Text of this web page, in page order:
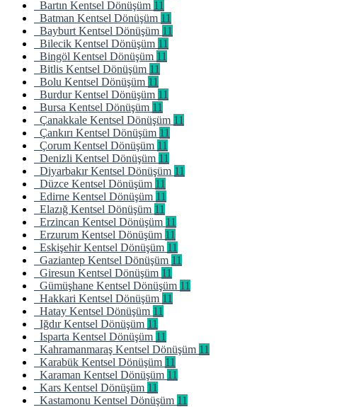
Bartın Kentsel Dönüşüm 11
Batman Kentsel Dönüşüm 11
Bayburt Kentsel Dönüşüm 11
Bilecik Kentsel Dönüşüm 11
Bingöl Kentsel Dönüşüm 11
Bitlis Kentsel Dönüşüm 11
Bolu Kentsel Dönüşüm 11
Burdur Kentsel Dönüşüm 11
Bursa Kentsel Dönüşüm 11
Çanakkale Kentsel Dönüşüm 11
Çankırı Kentsel Dönüşüm 11
Çorum Kentsel Dönüşüm 11
Denizli Kentsel Dönüşüm 11
Diyarbakır Kentsel Dönüşüm 11
Düzce Kentsel Dönüşüm 11
Edirne Kentsel Dönüşüm 11
Elazığ Kentsel Dönüşüm 11
Erzincan Kentsel Dönüşüm 11
Erzurum Kentsel Dönüşüm 11
Eskişehir Kentsel Dönüşüm 11
Gaziantep Kentsel Dönüşüm 11
Giresun Kentsel Dönüşüm 11
Gümüşhane Kentsel Dönüşüm 11
Hakkari Kentsel Dönüşüm 11
Hatay Kentsel Dönüşüm 11
Iğdır Kentsel Dönüşüm 11
Isparta Kentsel Dönüşüm 11
Kahramanmaraş Kentsel Dönüşüm 11
Karabük Kentsel Dönüşüm 11
Karaman Kentsel Dönüşüm 11
Kars Kentsel Dönüşüm 11
Kastamonu Kentsel Dönüşüm 11